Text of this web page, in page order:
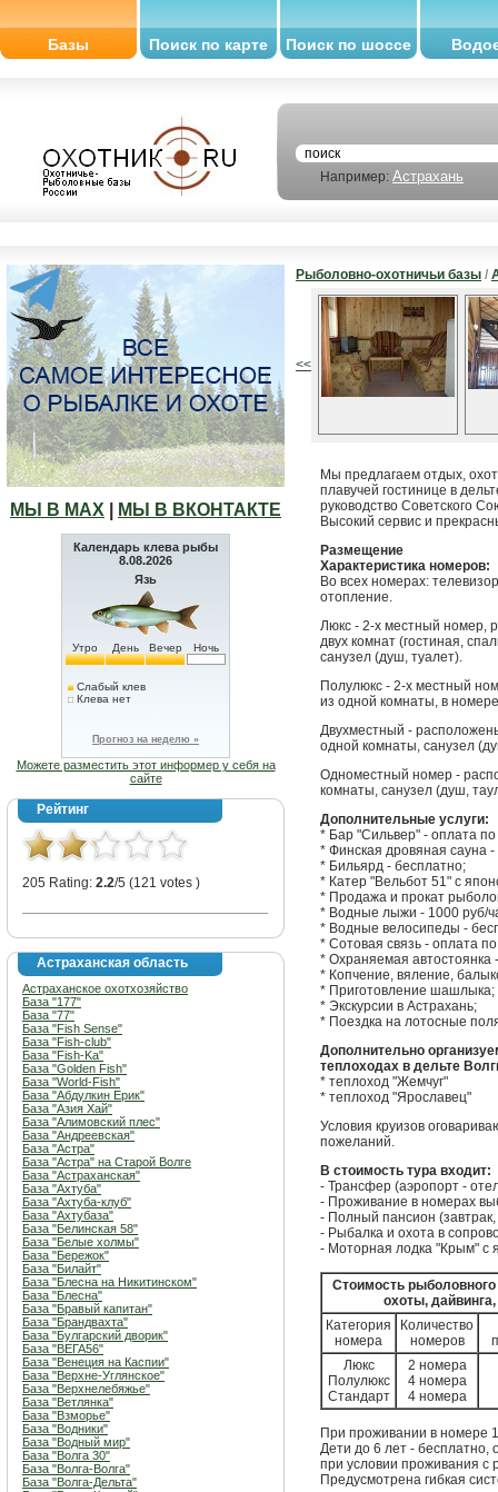
Базы Поиск по карте Поиск по шоссе
Например: Астрахань
МЫ В МАХ МЫ В ВКОНТАКТЕ
Календарь клева рыбы
8.08.2026
Язь
Утро День Вечер Ночь
Слабый клев
Клева нет
Прогноз на неделю »
Можете разместить этот информер у себя на
сайте
Рейтинг
205 Rating: 2.2/5 (121 votes )
Астраханская область
Астраханское охотхозяйство
База "177"
База "77"
База "Fish Sense"
База "Fish-club"
База "Fish-Ka"
База "Golden Fish"
База "World-Fish"
База "Абдулкин Ерик"
База "Азия Хай"
База "Алимовский плес"
База "Андреевская"
База "Астра"
База "Астра" на Старой Волге
База "Астраханская"
База "Ахтуба"
База "Ахтуба-клуб"
База "Ахтубаза"
База "Белинская 58"
База "Белые холмы"
База "Бережок"
База "Билайт"
База "Блесна на Никитинском"
База "Блесна"
База "Бравый капитан"
База "Брандвахта"
База "Булгарский дворик"
База "ВЕГА56"
База "Венеция на Каспии"
База "Верхне-Углянское"
База "Верхнелебяжье"
База "Ветлянка"
База "Взморье"
База "Водники"
База "Водный мир"
База "Волга 30"
База "Волга-Волга"
База "Волга-Дельта"
Рыболовно-охотничьи базы /
<<
Мы предлагаем отдых,
плавучей гостинице в
руководство Советского
Высокий сервис и
Размещение
Характеристика номеров:
Во всех номерах:
отопление.
Люкс - 2-х местный номер,
двух комнат (гостиная,
санузел (душ, туалет).
Полулюкс - 2-х местный
из одной комнаты, в
Двухместный -
одной комнаты, санузел
Одноместный номер -
комнаты, санузел (душ,
Дополнительные услуги:
* Бар "Сильвер" - оплата по
* Финская дровяная сауна -
* Бильярд - бесплатно;
* Катер "Вельбот 51" с
* Продажа и прокат
* Водные лыжи - 1000 руб/
* Водные велосипеды -
* Сотовая связь - оплата
* Охраняемая автостоянка
* Копчение, вяление,
* Приготовление шашлыка;
* Экскурсии в Астрахань;
* Поездка на лотосные
Дополнительно
теплоходах в дельте
* теплоход "Жемчуг"
* теплоход "Ярославец"
Условия круизов
пожеланий.
В стоимость тура входит:
- Трансфер (аэропорт -
- Проживание в номерах
- Полный пансион
- Рыбалка и охота в
- Моторная лодка "Крым" с
Стоимость рыболовного
охоты,
Категория
номера
Количество
номеров
Люкс
Полулюкс
Стандарт
2 номера
4 номера
4 номера
При проживании в номере
Дети до 6 лет - бесплатно,
при условии проживания с
Предусмотрена гибкая